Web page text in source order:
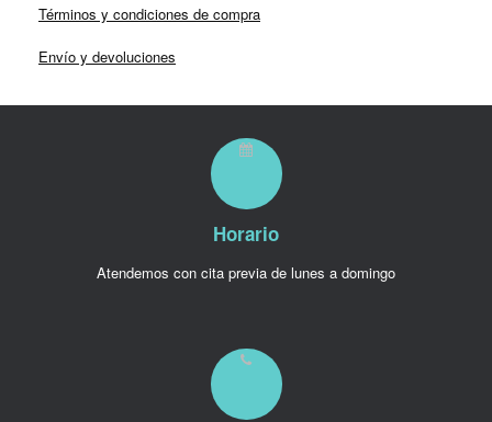
Términos y condiciones de compra
Envío y devoluciones
Horario
Atendemos con cita previa de lunes a domingo